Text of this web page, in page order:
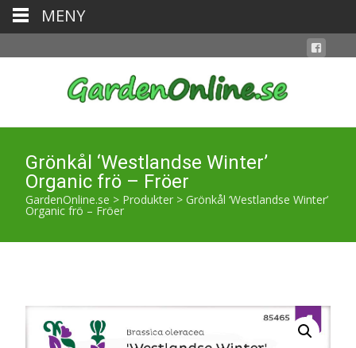
Grönkål ‘Westlandse Winter’
Organic frö – Fröer
GardenOnline.se > Produkter > Grönkål ‘Westlandse Winter’
Organic frö – Fröer
MENY